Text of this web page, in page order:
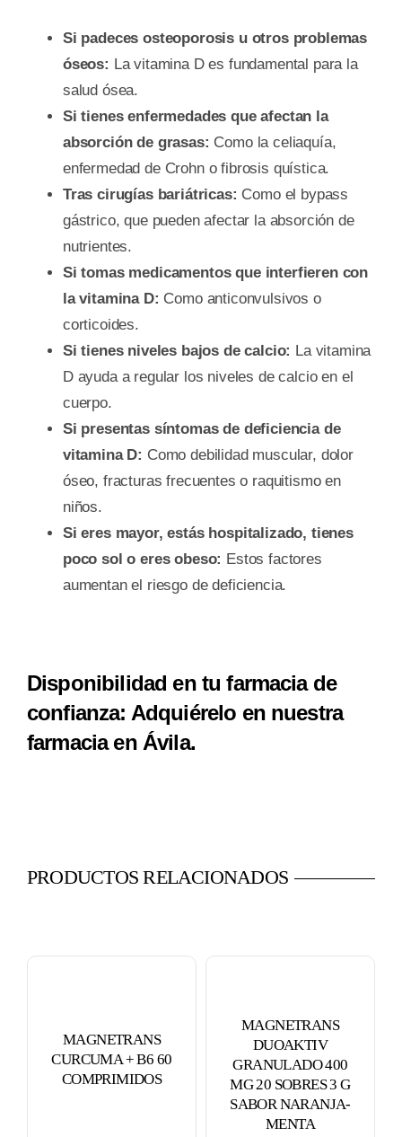
Si padeces osteoporosis u otros problemas
óseos: La vitamina D es fundamental para la
salud ósea.
Si tienes enfermedades que afectan la
absorción de grasas: Como la celiaquía,
enfermedad de Crohn o fibrosis quística.
Tras cirugías bariátricas: Como el bypass
gástrico, que pueden afectar la absorción de
nutrientes.
Si tomas medicamentos que interfieren con
la vitamina D: Como anticonvulsivos o
corticoides.
Si tienes niveles bajos de calcio: La vitamina
D ayuda a regular los niveles de calcio en el
cuerpo.
Si presentas síntomas de deficiencia de
vitamina D: Como debilidad muscular, dolor
óseo, fracturas frecuentes o raquitismo en
niños.
Si eres mayor, estás hospitalizado, tienes
poco sol o eres obeso: Estos factores
aumentan el riesgo de deficiencia.
Disponibilidad en tu farmacia de
confianza: Adquiérelo en nuestra
farmacia en Ávila.
PRODUCTOS RELACIONADOS
MAGNETRANS
CURCUMA + B6 60
COMPRIMIDOS
MAGNETRANS
DUOAKTIV
GRANULADO 400
MG 20 SOBRES 3 G
SABOR NARANJA-
MENTA